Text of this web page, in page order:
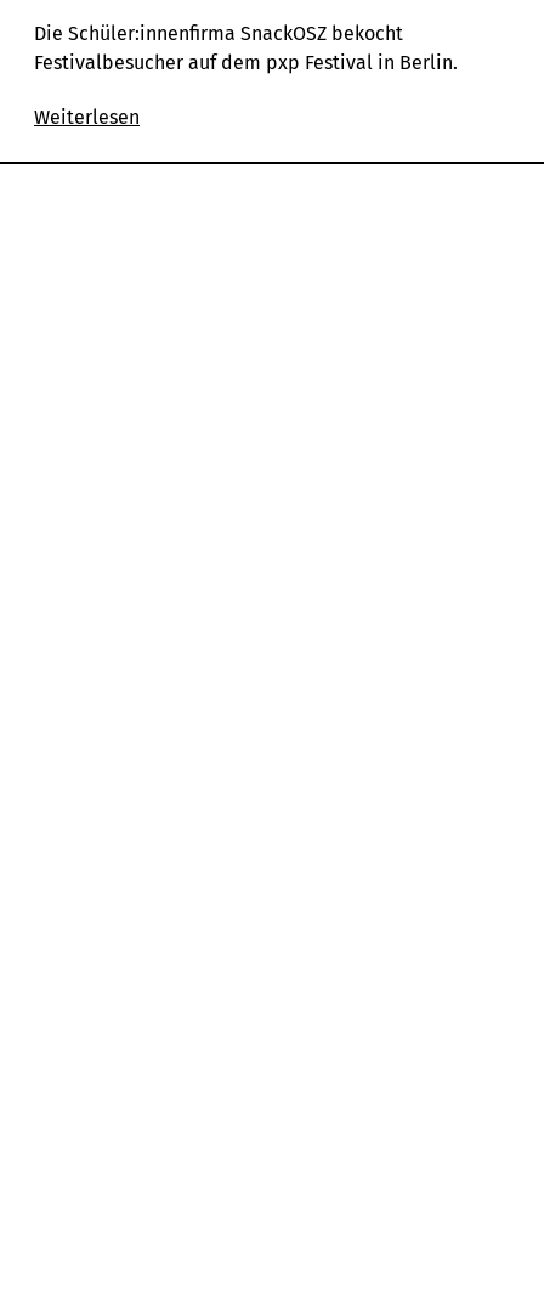
Die Schüler:innenfirma SnackOSZ bekocht
Festivalbesucher auf dem pxp Festival in Berlin.
Weiterlesen